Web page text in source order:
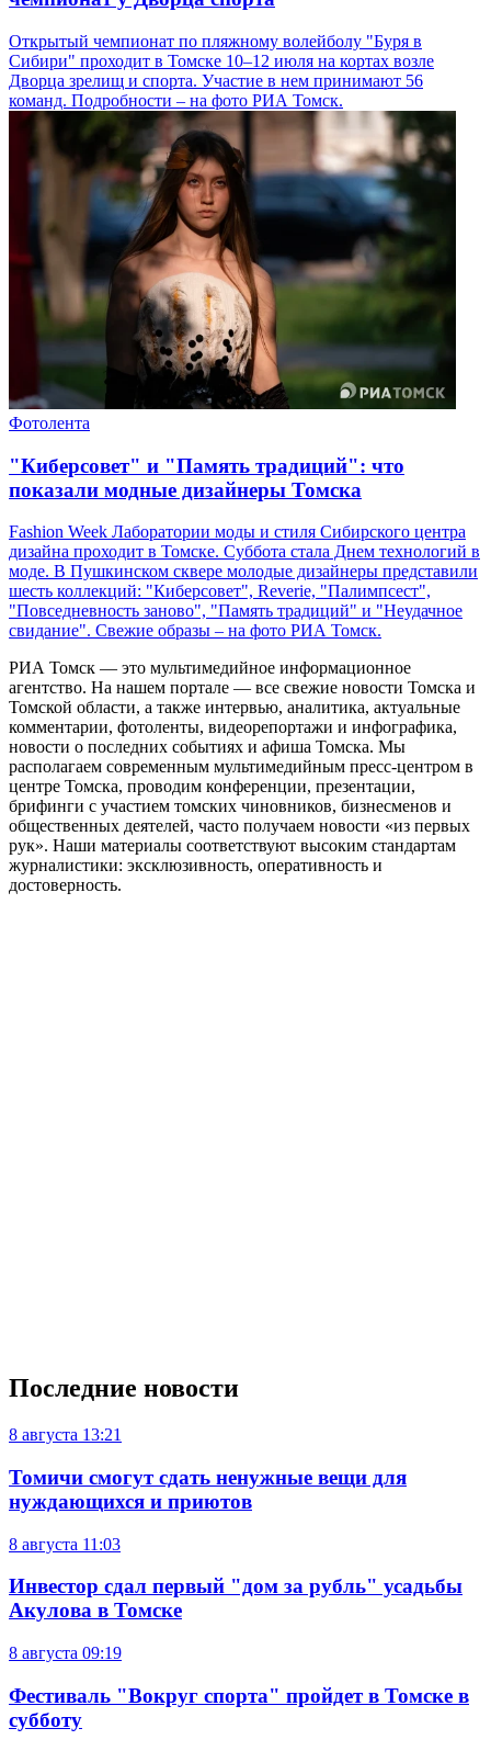
Открытый чемпионат по пляжному волейболу "Буря в
Сибири" проходит в Томске 10–12 июля на кортах возле
Дворца зрелищ и спорта. Участие в нем принимают 56
команд. Подробности – на фото РИА Томск.
Фотолента
"Киберсовет" и "Память традиций": что
показали модные дизайнеры Томска
Fashion Week Лаборатории моды и стиля Сибирского центра
дизайна проходит в Томске. Суббота стала Днем технологий в
моде. В Пушкинском сквере молодые дизайнеры представили
шесть коллекций: "Киберсовет", Reverie, "Палимпсест",
"Повседневность заново", "Память традиций" и "Неудачное
свидание". Свежие образы – на фото РИА Томск.
РИА Томск — это мультимедийное информационное
агентство. На нашем портале — все свежие новости Томска и
Томской области, а также интервью, аналитика, актуальные
комментарии, фотоленты, видеорепортажи и инфографика,
новости о последних событиях и афиша Томска. Мы
располагаем современным мультимедийным пресс-центром в
центре Томска, проводим конференции, презентации,
брифинги с участием томских чиновников, бизнесменов и
общественных деятелей, часто получаем новости «из первых
рук». Наши материалы соответствуют высоким стандартам
журналистики: эксклюзивность, оперативность и
достоверность.
Последние новости
8 августа 13:21
Томичи смогут сдать ненужные вещи для
нуждающихся и приютов
8 августа 11:03
Инвестор сдал первый "дом за рубль" усадьбы
Акулова в Томске
8 августа 09:19
Фестиваль "Вокруг спорта" пройдет в Томске в
субботу